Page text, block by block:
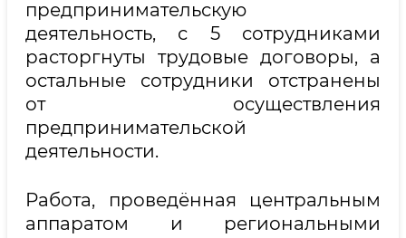
предпринимательскую
деятельность, с 5 сотрудниками
расторгнуты трудовые договоры, а
остальные сотрудники отстранены
от осуществления
предпринимательской
деятельности.
Работа, проведённая центральным
аппаратом и региональными